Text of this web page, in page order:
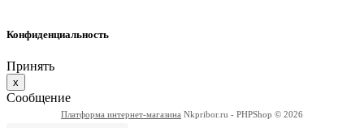
Конфиденциальность
Принять
x
Сообщение
Платформа интернет-магазина Nkpribor.ru - PHPShop © 2026